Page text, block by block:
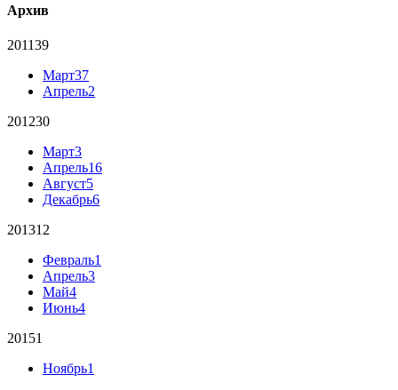
Архив
201139
Март37
Апрель2
201230
Март3
Апрель16
Август5
Декабрь6
201312
Февраль1
Апрель3
Май4
Июнь4
20151
Ноябрь1